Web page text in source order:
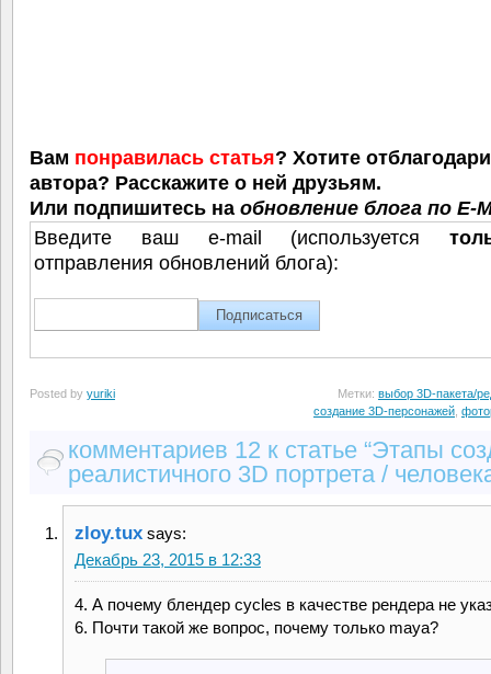
Вам понравилась статья? Хотите
автора? Расскажите о ней друзьям.
Или подпишитесь на обновление блога по E-
Введите ваш e-mail (используется
отправления обновлений блога):
Posted by yuriki Метки: выбор 3D-пакета/
создание 3D-персонажей
комментариев 12 к статье “Этапы
реалистичного 3D портрета /
zloy.tux says:
Декабрь 23, 2015 в 12:33
4. А почему блендер cycles в качестве рендера не
6. Почти такой же вопрос, почему только maya?